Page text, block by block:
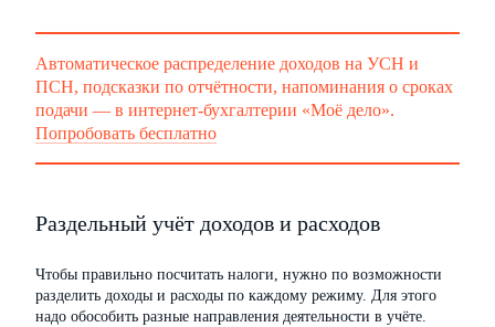
Автоматическое распределение доходов на УСН и
ПСН, подсказки по отчётности, напоминания о сроках
подачи — в интернет-бухгалтерии «Моё дело».
Попробовать бесплатно
Раздельный учёт доходов и расходов
Чтобы правильно посчитать налоги, нужно по возможности
разделить доходы и расходы по каждому режиму. Для этого
надо обособить разные направления деятельности в учёте.